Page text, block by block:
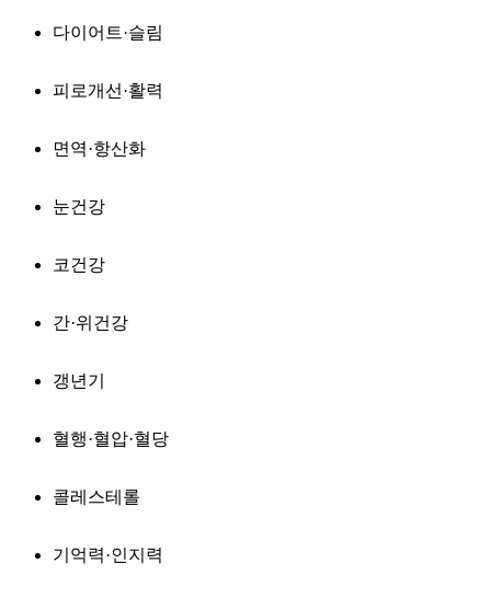
다이어트·슬림
피로개선·활력
면역·항산화
눈건강
코건강
간·위건강
갱년기
혈행·혈압·혈당
콜레스테롤
기억력·인지력